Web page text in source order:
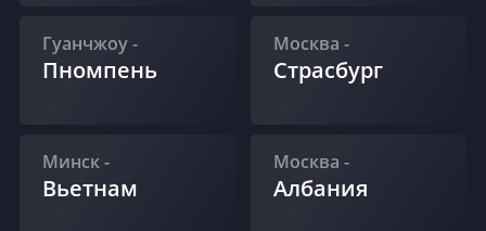
Гуанчжоу-
Пномпень
Москва -
Страсбург
Минск-
Вьетнам
Москва -
Албания